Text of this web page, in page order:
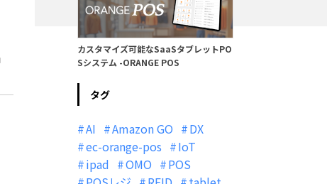
カスタマイズ可能なSaaSタブレットPO
Sシステム -ORANGE POS
タグ
AI Amazon GO
DX
ec-orange-pos
IoT
ipad
OMO
POS